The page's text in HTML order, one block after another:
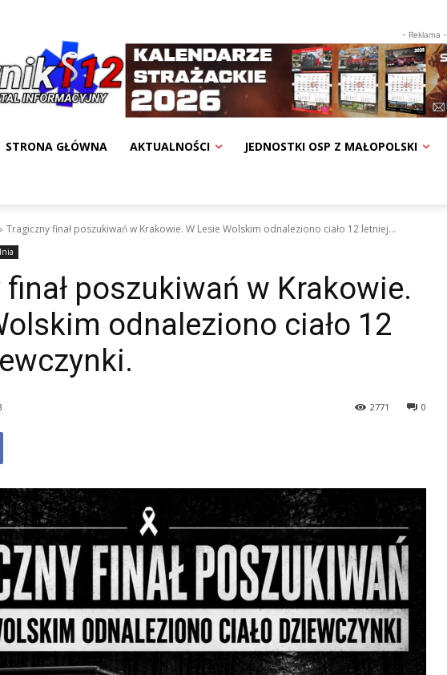
- Reklama -
STRONA GŁÓWNA AKTUALNOŚCI JEDNOSTKI OSP Z MAŁOPOLSKI
Tragiczny finał poszukiwań w Krakowie. W Lesie Wolskim odnaleziono ciało 12 letniej...
poszukiwań w Krakowie.
odnaleziono ciało 12
0
2771